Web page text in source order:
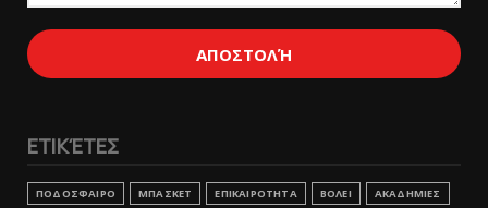
ΕΤΙΚΈΤΕΣ
ΠΟΔΟΣΦΑΙΡΟ ΜΠΑΣΚΕΤ ΕΠΙΚΑΙΡΟΤΗΤΑ ΒΟΛΕΙ
ΑΚΑΔΗΜΙΕΣ